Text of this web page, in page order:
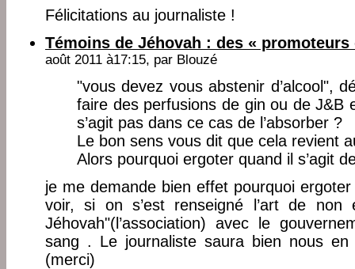
Félicitations au journaliste !
Témoins de Jéhovah : des «
août 2011 à17:15, par Blouzé
"vous devez vous abstenir d’alcool",
faire des perfusions de gin ou de J&B
s’agit pas dans ce cas de l’absorber ?
Le bon sens vous dit que cela revient
Alors pourquoi ergoter quand il s’agit
je me demande bien effet pourquoi
voir, si on s’est renseigné l’art de non
Jéhovah"(l’association) avec le
sang . Le journaliste saura bien nous
(merci)